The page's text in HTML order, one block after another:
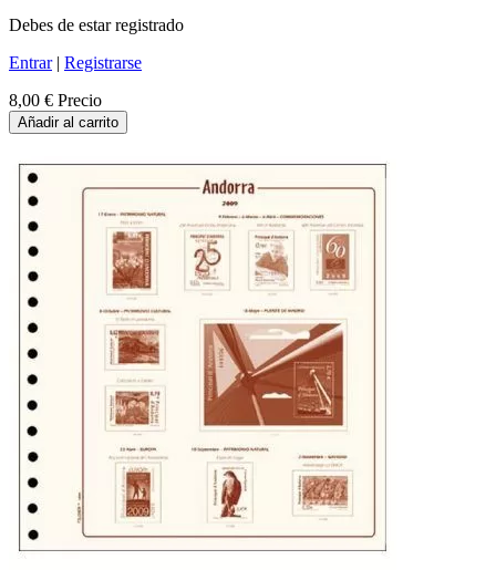
Debes de estar registrado
Entrar| Registrarse
8,00 € Precio
Añadir al carrito